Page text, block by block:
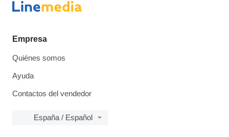
Empresa
Quiénes somos
Ayuda
Contactos del vendedor
España / Español